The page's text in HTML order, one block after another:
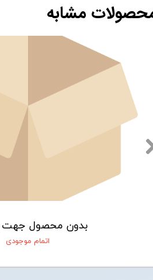
بدون محصول جهت
اتمام موجودی
مشابه